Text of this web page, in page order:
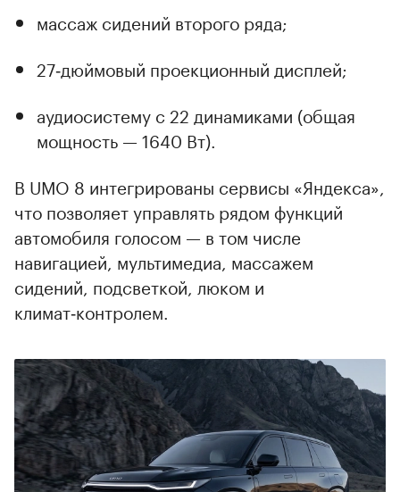
массаж сидений второго ряда;
27‑дюймовый проекционный дисплей;
аудиосистему с 22 динамиками (общая
мощность — 1640 Вт).
В UMO 8 интегрированы сервисы «Яндекса»,
что позволяет управлять рядом функций
автомобиля голосом — в том числе
навигацией, мультимедиа, массажем
сидений, подсветкой, люком и
климат‑контролем.